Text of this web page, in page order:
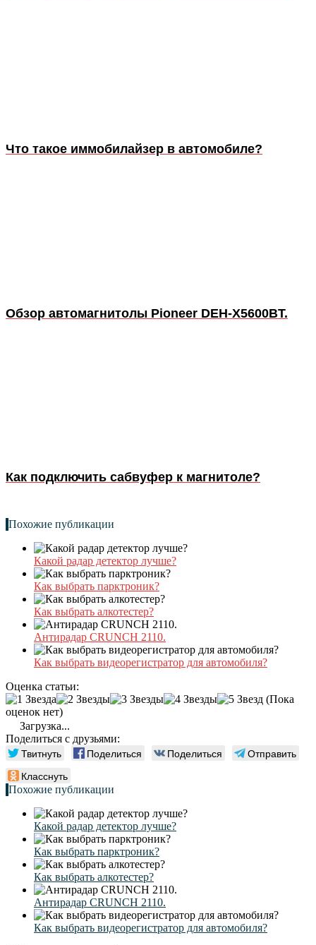
Что такое иммобилайзер в автомобиле?
Обзор автомагнитолы Pioneer DEH-X5600BT.
Как подключить сабвуфер к магнитоле?
Похожие публикации
Какой радар детектор лучше?
Как выбрать парктроник?
Как выбрать алкотестер?
Антирадар CRUNCH 2110.
Как выбрать видеорегистратор для автомобиля?
Оценка статьи:
(Пока
оценок нет)
Загрузка...
Поделиться с друзьями:
Твитнуть Поделиться Поделиться
Отправить
Класснуть
Похожие публикации
Какой радар детектор лучше?
Как выбрать парктроник?
Как выбрать алкотестер?
Антирадар CRUNCH 2110.
Как выбрать видеорегистратор для автомобиля?